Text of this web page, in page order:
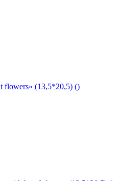
flowers» (13,5*20,5) ()